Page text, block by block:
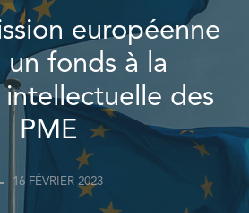
européenne
un fonds à la
des
PME
16 FÉVRIER 2023